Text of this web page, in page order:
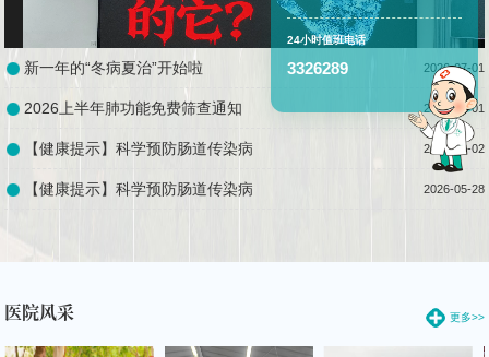
新一年的“冬病夏治”开始啦 2026-07-01
2026上半年肺功能免费筛查通知 2026-07-01
【健康提示】科学预防肠道传染病 2026-06-02
【健康提示】科学预防肠道传染病 2026-05-28
医院风采 更多>>
24小时值班电话
3326289